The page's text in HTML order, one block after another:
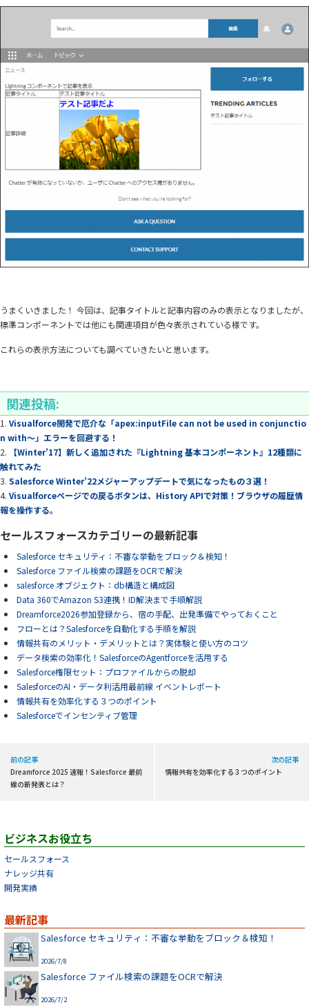
うまくいきました！ 今回は、記事タイトルと記事内容のみの表示となりましたが、
標準コンポーネントでは他にも関連項目が色々表示されている様です。
これらの表示方法についても調べていきたいと思います。
関連投稿:
Visualforce開発で厄介な「apex:inputFile can not be used in conjunctio
n with～」エラーを回避する！
【Winter’17】新しく追加された『Lightning 基本コンポーネント』12種類に
触れてみた
Salesforce Winter’22メジャーアップデートで気になったもの３選！
Visualforceページでの戻るボタンは、History APIで対策！ブラウザの履歴情
報を操作する。
セールスフォースカテゴリーの最新記事
Salesforce セキュリティ：不審な挙動をブロック＆検知！
Salesforce ファイル検索の課題をOCRで解決
salesforce オブジェクト：db構造と構成図
Data 360でAmazon S3連携！ID解決まで手順解説
Dreamforce2026参加登録から、宿の手配、出発準備でやっておくこと
フローとは？Salesforceを自動化する手順を解説
情報共有のメリット・デメリットとは？実体験と使い方のコツ
データ検索の効率化！SalesforceのAgentforceを活用する
Salesforce権限セット：プロファイルからの脱却
SalesforceのAI・データ利活用最前線 イベントレポート
情報共有を効率化する３つのポイント
Salesforceでインセンティブ管理
前の記事
Dreamforce 2025 速報！Salesforce 最前
線の新発表とは？
次の記事
情報共有を効率化する３つのポイント
ビジネスお役立ち
セールスフォース
ナレッジ共有
開発実績
最新記事
Salesforce セキュリティ：不審な挙動をブロック＆検知！
2026/7/8
Salesforce ファイル検索の課題をOCRで解決
2026/7/2